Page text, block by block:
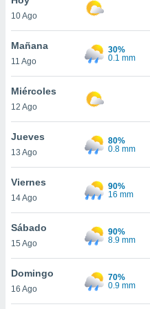
y
en
más
de
cookies
10 Ago
Mañana
11 Ago
30%
0.1 mm
Miércoles
12 Ago
Jueves
13 Ago
80%
0.8 mm
Viernes
14 Ago
90%
16 mm
Sábado
15 Ago
90%
8.9 mm
Domingo
16 Ago
70%
0.9 mm